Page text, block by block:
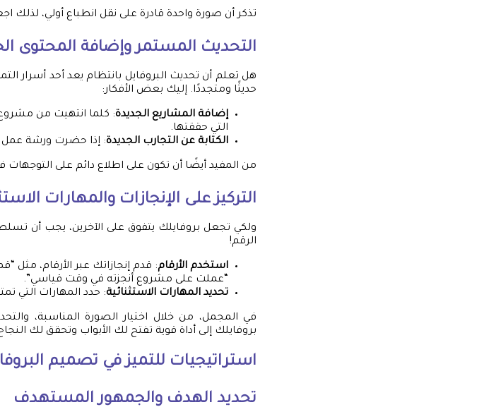
تذكر أن صورة واحدة قادرة على نقل انطباع أولي،
التحديث المستمر وإضافة المحتوى
هل تعلم أن تحديث البروفايل بانتظام يعد أحد أسرار
حديثًا ومتجددًا. إليك بعض الأفكار:
إضافة المشاريع الجديدة: كلما انتهيت من مشروع
التي حققتها.
الكتابة عن التجارب الجديدة: إذا حضرت ورشة عمل
من المفيد أيضًا أن تكون على اطلاع دائم على
التركيز على الإنجازات والمهارات
ولكي تجعل بروفايلك يتفوق على الآخرين، يجب أن
الرقم!
استخدم الأرقام
“عملت على مشروع أنجزته في وقت قياسي”.
تحديد المهارات الاستثنائية: حدد المهارات التي
في المجمل، من خلال اختيار الصورة المناسبة،
بروفايلك إلى أداة قوية تفتح لك الأبواب وتحقق لك
استراتيجيات للتميز في تصميم
تحديد الهدف والجمهور المستهدف